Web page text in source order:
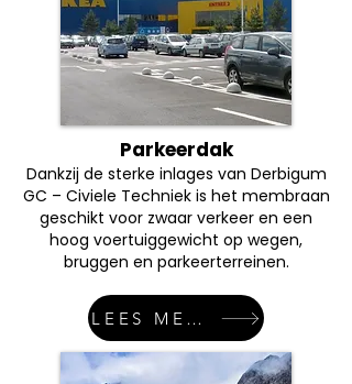
Parkeerdak
Dankzij de sterke inlages van Derbigum
GC – Civiele Techniek is het membraan
geschikt voor zwaar verkeer en een
hoog voertuiggewicht op wegen,
bruggen en parkeerterreinen.
LEES MEER